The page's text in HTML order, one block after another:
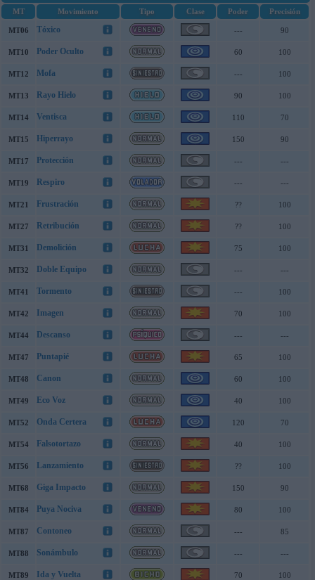
MT
Movimiento Tipo Clase Poder Precisión
MT06 Tóxico --- 90
MT10 Poder Oculto 60 100
MT12 Mofa --- 100
MT13 Rayo Hielo 90 100
MT14 Ventisca 110 70
MT15 Hiperrayo 150 90
MT17 Protección --- ---
MT19 Respiro --- ---
MT21 Frustración ?? 100
MT27 Retribución ?? 100
MT31 Demolición 75 100
MT32 Doble Equipo --- ---
MT41 Tormento --- 100
MT42 Imagen 70 100
MT44 Descanso --- ---
MT47 Puntapié 65 100
MT48 Canon 60 100
MT49 Eco Voz 40 100
MT52 Onda Certera 120 70
MT54 Falsotortazo 40 100
MT56 Lanzamiento ?? 100
MT68 Giga Impacto 150 90
MT84 Puya Nociva 80 100
MT87 Contoneo --- 85
MT88 Sonámbulo --- ---
MT89 Ida y Vuelta 70 100